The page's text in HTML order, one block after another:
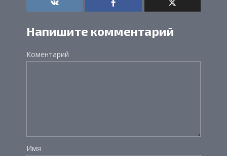
Напишите комментарий
Коментарий
Имя